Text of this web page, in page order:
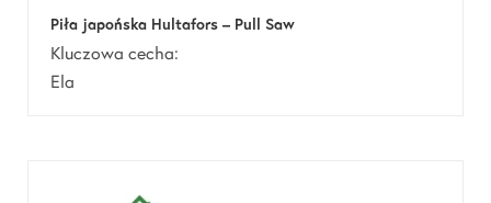
Piła japońska Hultafors – Pull Saw
Kluczowa cecha:
Ela